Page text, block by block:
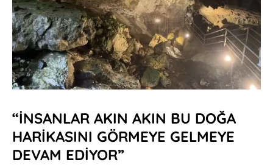
“İNSANLAR AKIN AKIN BU DOĞA
HARİKASINI GÖRMEYE GELMEYE
DEVAM EDİYOR”